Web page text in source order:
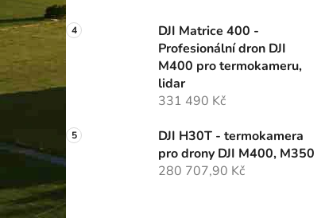
DJI Matrice 400 -
Profesionální dron DJI
M400 pro termokameru,
lidar
331 490 Kč
DJI H30T - termokamera
pro drony DJI M400, M350
280 707,90 Kč